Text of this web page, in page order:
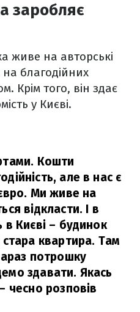
заробляє
живе на авторські
на благодійних
Крім того, він здає
у Києві.
Кошти
але в нас є
Ми живе на
відкласти. І в
в Києві – будинок
квартира. Там
потрошку
здавати. Якась
– чесно розповів